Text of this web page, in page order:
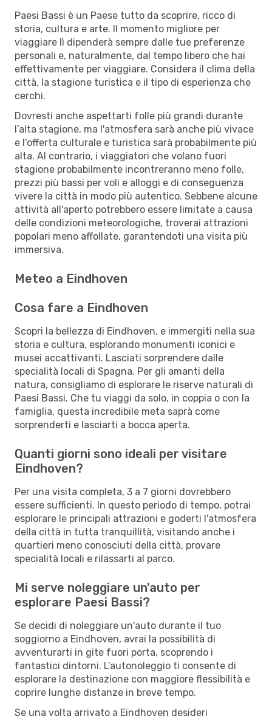
Paesi Bassi è un Paese tutto da scoprire, ricco di
storia, cultura e arte. Il momento migliore per
viaggiare lì dipenderà sempre dalle tue preferenze
personali e, naturalmente, dal tempo libero che hai
effettivamente per viaggiare. Considera il clima della
città, la stagione turistica e il tipo di esperienza che
cerchi.
Dovresti anche aspettarti folle più grandi durante
l’alta stagione, ma l'atmosfera sarà anche più vivace
e l'offerta culturale e turistica sarà probabilmente più
alta. Al contrario, i viaggiatori che volano fuori
stagione probabilmente incontreranno meno folle,
prezzi più bassi per voli e alloggi e di conseguenza
vivere la città in modo più autentico. Sebbene alcune
attività all'aperto potrebbero essere limitate a causa
delle condizioni meteorologiche, troverai attrazioni
popolari meno affollate, garantendoti una visita più
immersiva.
Meteo a Eindhoven
Cosa fare a Eindhoven
Scopri la bellezza di Eindhoven, e immergiti nella sua
storia e cultura, esplorando monumenti iconici e
musei accattivanti. Lasciati sorprendere dalle
specialità locali di Spagna. Per gli amanti della
natura, consigliamo di esplorare le riserve naturali di
Paesi Bassi. Che tu viaggi da solo, in coppia o con la
famiglia, questa incredibile meta saprà come
sorprenderti e lasciarti a bocca aperta.
Quanti giorni sono ideali per visitare
Eindhoven?
Per una visita completa, 3 a 7 giorni dovrebbero
essere sufficienti. In questo periodo di tempo, potrai
esplorare le principali attrazioni e goderti l'atmosfera
della città in tutta tranquillità, visitando anche i
quartieri meno conosciuti della città, provare
specialità locali e rilassarti al parco.
Mi serve noleggiare un'auto per
esplorare Paesi Bassi?
Se decidi di noleggiare un'auto durante il tuo
soggiorno a Eindhoven, avrai la possibilità di
avventurarti in gite fuori porta, scoprendo i
fantastici dintorni. L’autonoleggio ti consente di
esplorare la destinazione con maggiore flessibilità e
coprire lunghe distanze in breve tempo.
Se una volta arrivato a Eindhoven desideri